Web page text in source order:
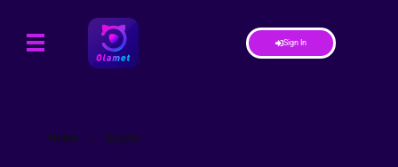
Sign In
Home » İpuçları